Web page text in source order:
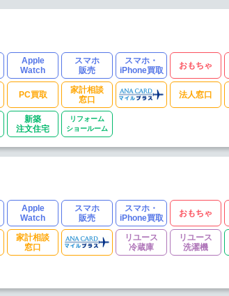
Apple
Watch
スマホ
販売
スマホ・
iPhone買取
おもちゃ
PC買取
家計相談
窓口
法人窓口
新築
注文住宅
リフォーム
ショールーム
Apple
Watch
スマホ
販売
スマホ・
iPhone買取
おもちゃ
家計相談
窓口
リユース
冷蔵庫
リユース
洗濯機